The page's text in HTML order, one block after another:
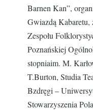
Barnen Kan”,
Gwiazdą Kabaretu,
Zespołu
Poznańskiej
stopniaim. M.
T.Burton, Studia
Bzdręgi –
Stowarzyszenia